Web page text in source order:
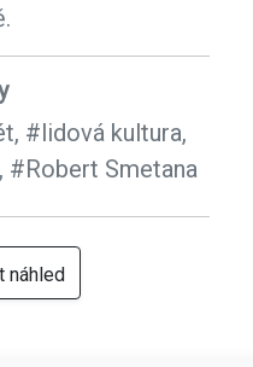
#lidová kultura,
#Robert Smetana
náhled